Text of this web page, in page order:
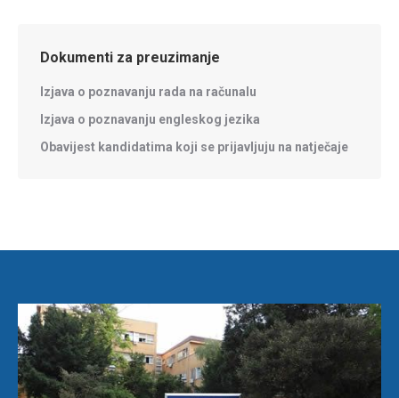
Dokumenti za preuzimanje
Izjava o poznavanju rada na računalu
Izjava o poznavanju engleskog jezika
Obavijest kandidatima koji se prijavljuju na natječaje